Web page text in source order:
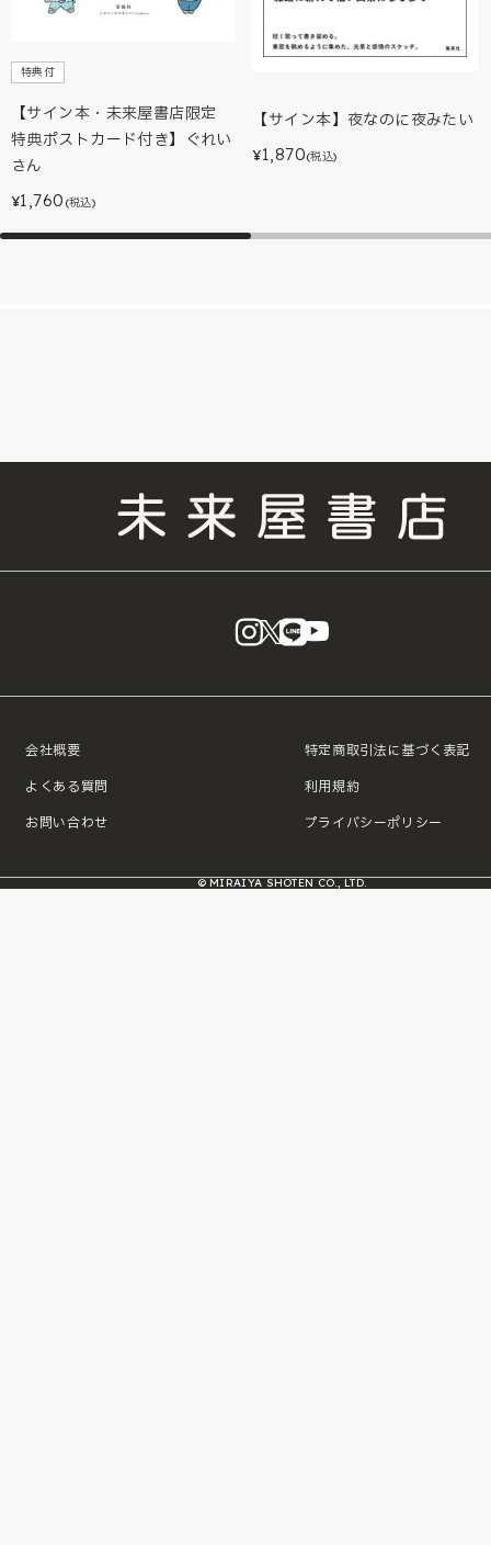
特典付
【サイン本・未来屋書店限定
特典ポストカード付き】ぐれい
さん
¥1,760 (税込)
【サイン本】夜なのに夜みたい
¥1,870(税込)
instagram
X LINE
会社概要
よくある質問
お問い合わせ
特定商取引法に基づく表記
利用規約
プライバシーポリシー
© MIRAIYA SHOTEN CO., LTD.